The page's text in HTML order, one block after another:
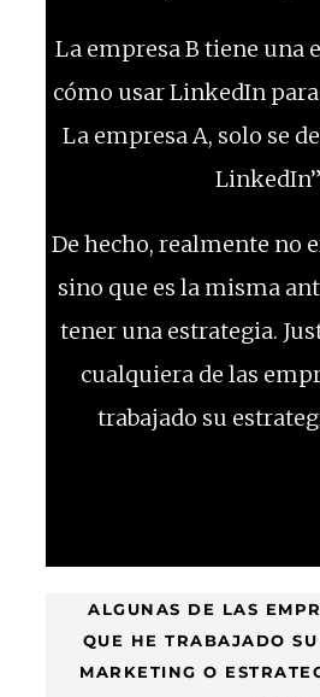
La empresa B tiene una
cómo usar LinkedIn
La empresa A, solo se
De hecho, realmente no
sino que es la misma
tener una estrategia.
cualquiera de las
trabajado su
ALGUNAS DE LAS
QUE HE TRABAJADO
MARKETING O